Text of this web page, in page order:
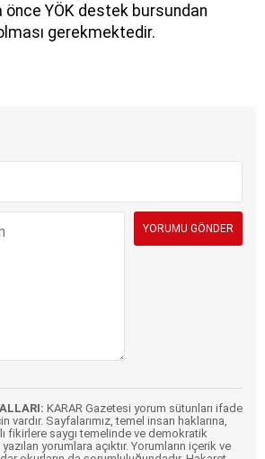
önce YÖK destek bursundan
gerekmektedir.
KARAR Gazetesi yorum sütunları ifade
vardır. Sayfalarımız, temel insan haklarına,
fikirlere saygı temelinde ve demokratik
yorumlara açıktır. Yorumların içerik ve